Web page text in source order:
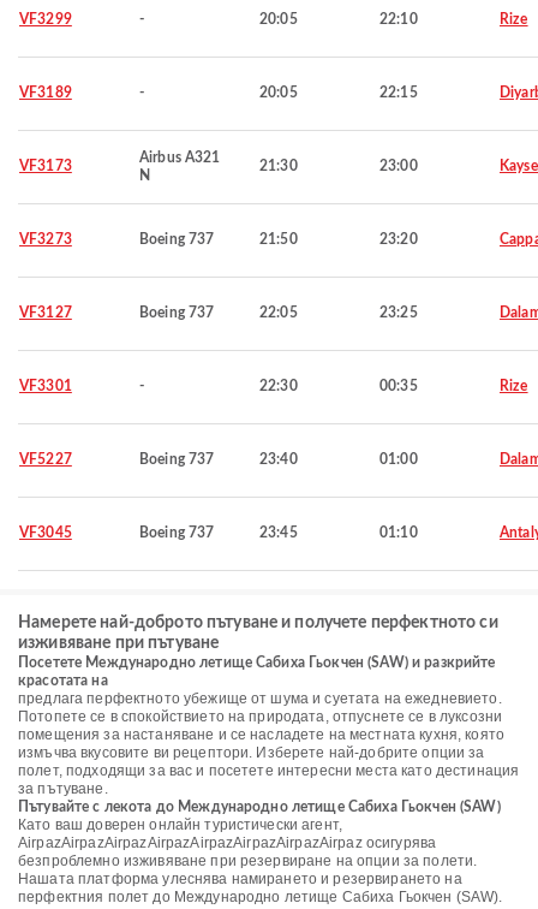
VF3299 - 20:05 22:10 Rize
VF3189 - 20:05 22:15
VF3173
Airbus A321
N
21:30 23:00
VF3273 Boeing 737 21:50 23:20
VF3127 Boeing 737 22:05 23:25
VF3301 - 22:30 00:35 Rize
VF5227 Boeing 737 23:40 01:00
VF3045 Boeing 737 23:45 01:10
Намерете най-доброто пътуване и получете перфектното си
изживяване при пътуване
Посетете Международно летище Сабиха Гьокчен (SAW) и разкрийте
красотата на
предлага перфектното убежище от шума и суетата на ежедневието.
Потопете се в спокойствието на природата, отпуснете се в луксозни
помещения за настаняване и се насладете на местната кухня, която
измъчва вкусовите ви рецептори. Изберете най-добрите опции за
полет, подходящи за вас и посетете интересни места като дестинация
за пътуване.
Пътувайте с лекота до Международно летище Сабиха Гьокчен (SAW)
Като ваш доверен онлайн туристически агент,
AirpazAirpazAirpazAirpazAirpazAirpazAirpazAirpaz осигурява
безпроблемно изживяване при резервиране на опции за полети.
Нашата платформа улеснява намирането и резервирането на
перфектния полет до Международно летище Сабиха Гьокчен (SAW).